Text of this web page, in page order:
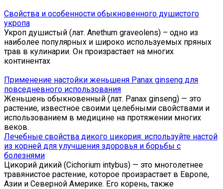
Свойства и особенности обыкновенного душистого
укропа
Укроп душистый (лат. Anethum graveolens) – одно из
наиболее популярных и широко используемых пряных
трав в кулинарии. Он произрастает на многих
континентах
Применение настойки женьшеня Panax ginseng для
повседневного использования
Женьшень обыкновенный (лат. Panax ginseng) — это
растение, известное своими целебными свойствами и
использованием в медицине на протяжении многих
веков.
Лечебные свойства дикого цикория: используйте настой
из корней для улучшения здоровья и борьбы с
болезнями
Цикорий дикий (Cichorium intybus) — это многолетнее
травянистое растение, которое произрастает в Европе,
Азии и Северной Америке. Его корень, также